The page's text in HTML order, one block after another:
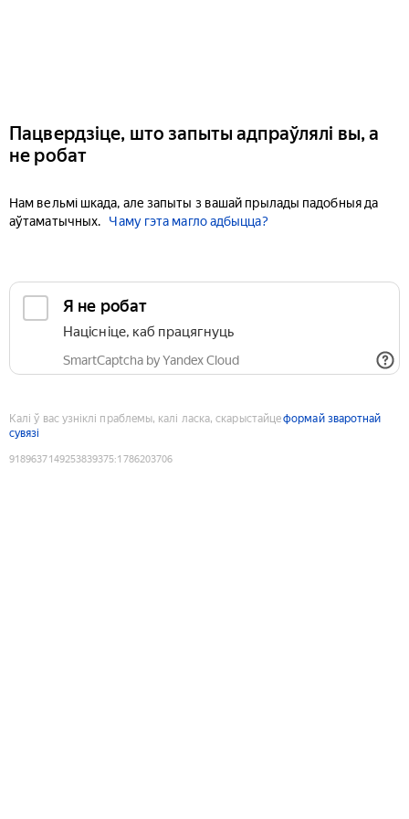
Пацвердзіце, што запыты адпраўлялі вы, а
не робат
Нам вельмі шкада, але запыты з вашай прылады падобныя да
аўтаматычных.
Чаму гэта магло адбыцца?
Я не робат
Націсніце, каб працягнуць
SmartCaptcha by Yandex Cloud
Калі ў вас узніклі праблемы, калі ласка, скарыстайцеформай зваротнай
сувязі
9189637149253839375:1786203706